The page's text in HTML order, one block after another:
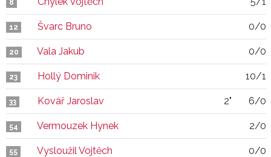
8
12 Švarc Bruno 0/0
20 Vala Jakub 0/0
23 Hollý Dominik 10/1
33 Kovář Jaroslav 2" 6/0
54 Vermouzek Hynek 2/0
55 Vysloužil Vojtěch 0/0